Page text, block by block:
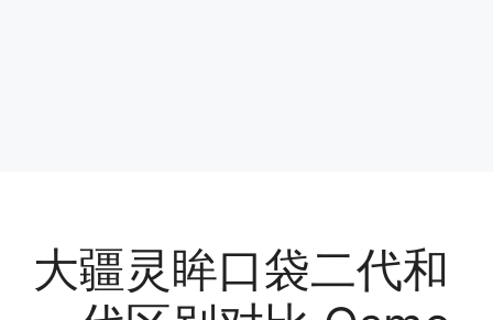
大疆灵眸口袋二代和